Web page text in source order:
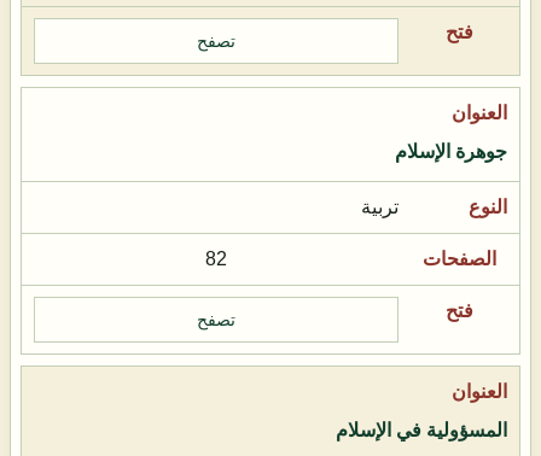
تصفح
جوهرة الإسلام
تربية
82
تصفح
المسؤولية في الإسلام